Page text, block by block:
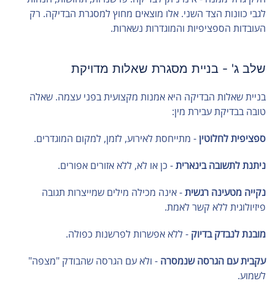
לגבי כוונות הצד השני. אלו מוצאים מחוץ למסגרת הבדיקה. רק
העובדות הספציפיות והמוגדרות נשארות.
שלב ג' - בניית מסגרת שאלות מדויקת
בניית שאלות הבדיקה היא אמנות מקצועית בפני עצמה. שאלה
טובה בבדיקת עבירת מין:
ספציפית לחלוטין- מתייחסת לאירוע, לזמן, למקום המוגדרים.
ניתנת לתשובה בינארית- כן או לא, ללא אזורים אפורים.
נקייה מטעינה רגשית- אינה מכילה מילים שמייצרות תגובה
פיזיולוגית ללא קשר לאמת.
מובנת לנבדק בדיוק - ללא אפשרות לפרשנות כפולה.
עקבית עם הגרסה שנמסרה - ולא עם הגרסה שהבודק "מצפה"
לשמוע.